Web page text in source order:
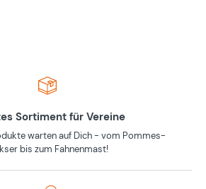
Sortiment für Vereine
warten auf Dich - vom Pommes-
bis zum Fahnenmast!